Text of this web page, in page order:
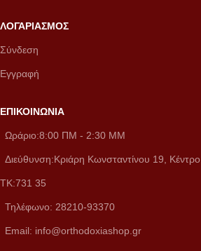
ΛΟΓΑΡΙΑΣΜΟΣ
Σύνδεση
Εγγραφή
ΕΠΙΚΟΙΝΩΝΙΑ
Ωράριο:8:00 ΠM - 2:30 MM
Διεύθυνση:Κριάρη Κωνσταντίνου 19, Κέντρο
ΤΚ:731 35
Τηλέφωνο: 28210-93370
Email: info@orthodoxiashop.gr